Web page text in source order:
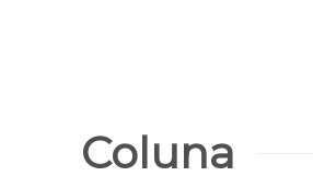
Coluna